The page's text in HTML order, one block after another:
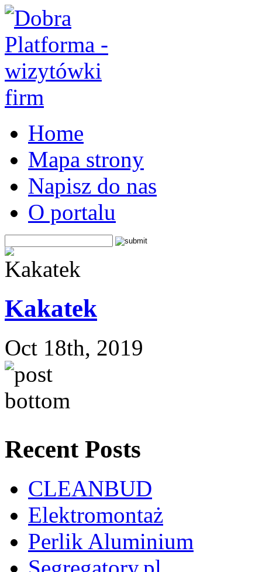
Home
Mapa strony
Napisz do nas
O portalu
Kakatek
Oct 18th, 2019
Recent Posts
CLEANBUD
Elektromontaż
Perlik Aluminium